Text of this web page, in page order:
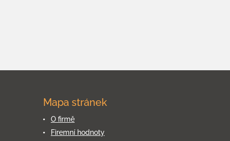
Mapa stránek
O firmě
Firemní hodnoty